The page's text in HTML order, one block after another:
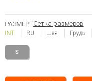
РАЗМЕР: Сетка размеров
INT RU Шея Грудь
S